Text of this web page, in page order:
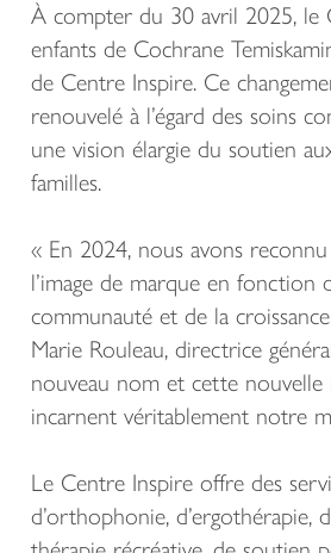
À compter du 30 avril 2025,
enfants de Cochrane
de Centre Inspire. Ce
renouvelé à l’égard des soins
une vision élargie du soutien
familles.
« En 2024, nous avons
l’image de marque en fonction
communauté et de la
Marie Rouleau, directrice
nouveau nom et cette
incarnent véritablement notre
Le Centre Inspire offre des
d’orthophonie, d’ergothérapie,